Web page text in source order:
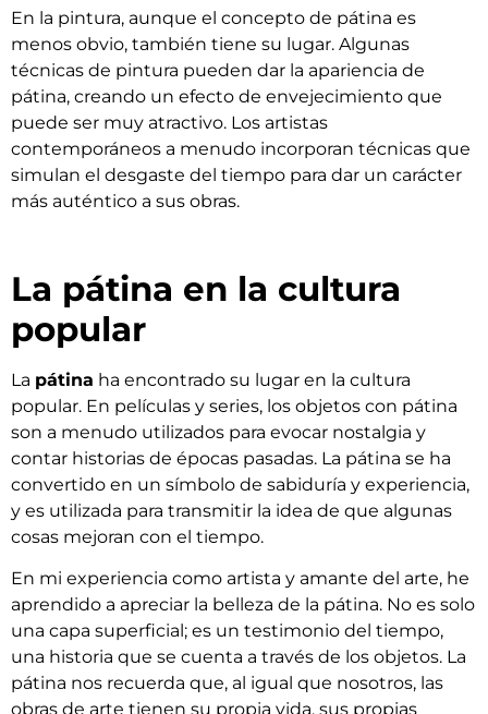
En la pintura, aunque el concepto de pátina es
menos obvio, también tiene su lugar. Algunas
técnicas de pintura pueden dar la apariencia de
pátina, creando un efecto de envejecimiento que
puede ser muy atractivo. Los artistas
contemporáneos a menudo incorporan técnicas que
simulan el desgaste del tiempo para dar un carácter
más auténtico a sus obras.
La pátina en la cultura
popular
La pátina ha encontrado su lugar en la cultura
popular. En películas y series, los objetos con pátina
son a menudo utilizados para evocar nostalgia y
contar historias de épocas pasadas. La pátina se ha
convertido en un símbolo de sabiduría y experiencia,
y es utilizada para transmitir la idea de que algunas
cosas mejoran con el tiempo.
En mi experiencia como artista y amante del arte, he
aprendido a apreciar la belleza de la pátina. No es solo
una capa superficial; es un testimonio del tiempo,
una historia que se cuenta a través de los objetos. La
pátina nos recuerda que, al igual que nosotros, las
obras de arte tienen su propia vida, sus propias